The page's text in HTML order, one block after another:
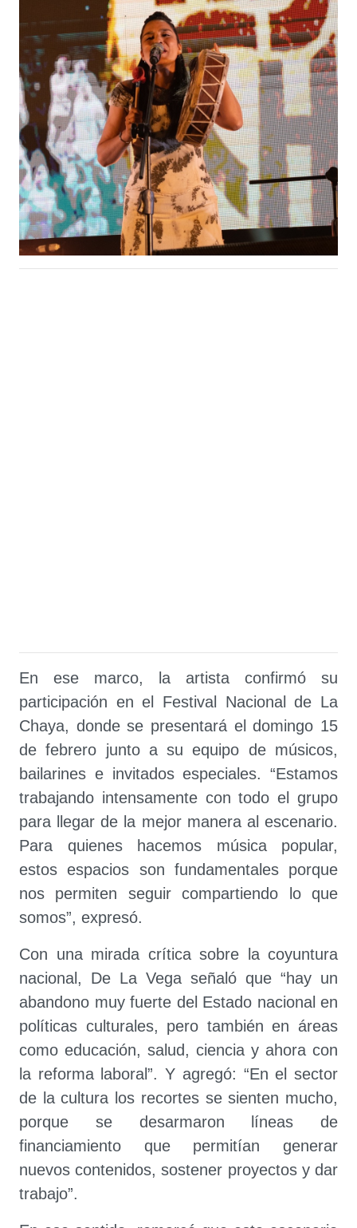
En ese marco, la artista confirmó su
participación en el Festival Nacional de La
Chaya, donde se presentará el domingo 15
de febrero junto a su equipo de músicos,
bailarines e invitados especiales. “Estamos
trabajando intensamente con todo el grupo
para llegar de la mejor manera al escenario.
Para quienes hacemos música popular,
estos espacios son fundamentales porque
nos permiten seguir compartiendo lo que
somos”, expresó.
Con una mirada crítica sobre la coyuntura
nacional, De La Vega señaló que “hay un
abandono muy fuerte del Estado nacional en
políticas culturales, pero también en áreas
como educación, salud, ciencia y ahora con
la reforma laboral”. Y agregó: “En el sector
de la cultura los recortes se sienten mucho,
porque se desarmaron líneas de
financiamiento que permitían generar
nuevos contenidos, sostener proyectos y dar
trabajo”.